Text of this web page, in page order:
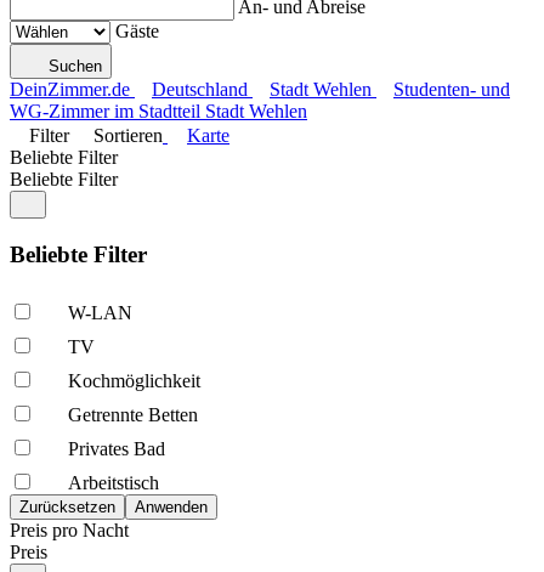
An- und Abreise
Gäste
Suchen
DeinZimmer.de Deutschland Stadt Wehlen
Studenten- und
WG-Zimmer im Stadtteil Stadt Wehlen
Filter
Sortieren
Karte
Beliebte Filter
Beliebte Filter
Beliebte Filter
W-LAN
TV
Kochmöglich­keit
Getrennte Betten
Privates Bad
Arbeitstisch
Preis pro Nacht
Preis